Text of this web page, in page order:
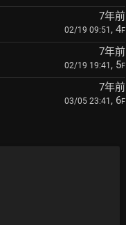
7年前
02/19 09:51 , 4F
7年前
02/19 19:41 , 5F
7年前
03/05 23:41 , 6F